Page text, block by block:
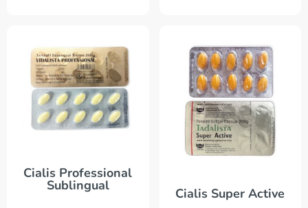
Cialis Professional
Sublingual Cialis Super Active